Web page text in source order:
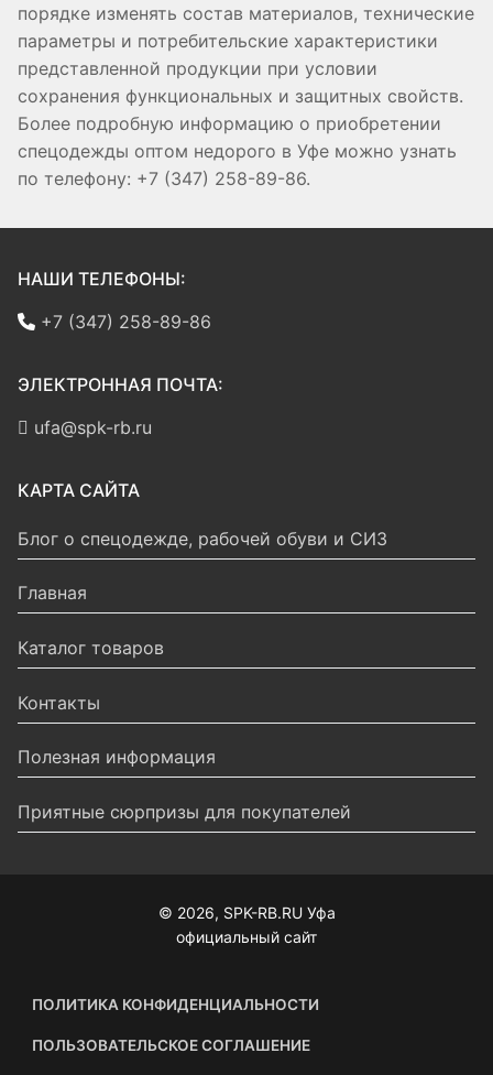
порядке изменять состав материалов, технические
параметры и потребительские характеристики
представленной продукции при условии
сохранения функциональных и защитных свойств.
Более подробную информацию о приобретении
спецодежды оптом недорого в Уфе можно узнать
по телефону: +7 (347) 258-89-86.
НАШИ ТЕЛЕФОНЫ:
+7 (347) 258-89-86
ЭЛЕКТРОННАЯ ПОЧТА:
ufa@spk-rb.ru
КАРТА САЙТА
Блог о спецодежде, рабочей обуви и СИЗ
Главная
Каталог товаров
Контакты
Полезная информация
Приятные сюрпризы для покупателей
© 2026, SPK-RB.RU Уфа
официальный сайт
ПОЛИТИКА КОНФИДЕНЦИАЛЬНОСТИ
ПОЛЬЗОВАТЕЛЬСКОЕ СОГЛАШЕНИЕ